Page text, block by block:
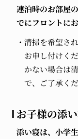
連泊時のお部屋
でにフロントに
清掃を希望さ
お申し付けく
かない場合は
で、ご了承くだ
お子様の添
添い寝は、小学